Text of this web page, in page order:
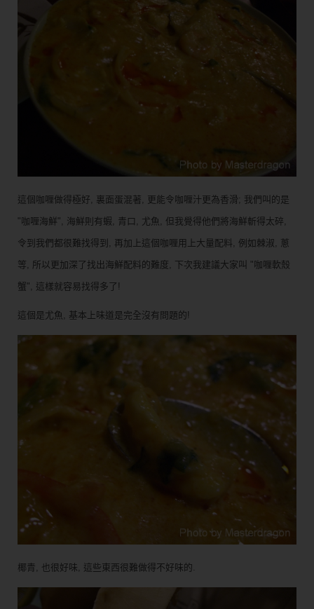
這個咖喱做得極好, 裏面蛋混著, 更能令咖喱汁更為香滑; 我們叫的是
"咖喱海鮮", 海鮮則有蝦, 青口, 尤魚, 但我覺得他們將海鮮斬得太碎,
令到我們都很難找得到, 再加上這個咖喱用上大量配料, 例如棘淑, 蔥
等, 所以更加深了找出海鮮配料的難度, 下次我建議大家叫 "咖喱軟殼
蟹", 這樣就容易找得多了!
這個是尤魚, 基本上味道是完全沒有問題的!
椰青, 也很好味, 這些東西很難做得不好味的.